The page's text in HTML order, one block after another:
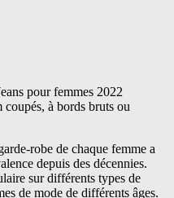
pour femmes 2022
coupés, à bords bruts ou
robe de chaque femme a
depuis des décennies.
sur différents types de
de mode de différents âges.